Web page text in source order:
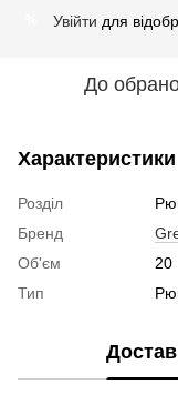
Увійти для
До
Характеристики
Розділ
Бренд
Об'єм
20
Тип